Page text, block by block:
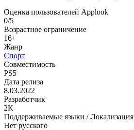
Оценка пользователей Applook
0/5
Возрастное ограничение
16+
Жанр
Спорт
Совместимость
PS5
Дата релиза
8.03.2022
Разработчик
2K
Поддерживаемые языки / Локализация
Нет русского